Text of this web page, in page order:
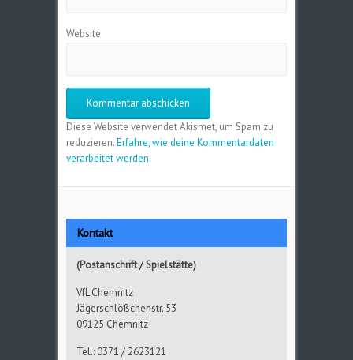
Website
Diese Website verwendet Akismet, um Spam zu
reduzieren.Erfahre, wie deine Kommentardaten
verarbeitet werden.
Kontakt
(Postanschrift / Spielstätte)
VfL Chemnitz
Jägerschlößchenstr. 53
09125 Chemnitz
Tel.: 0371 / 2623121